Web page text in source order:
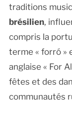
traditions
brésilien,
compris la
terme « forró »
anglaise « For
fêtes et des
communautés